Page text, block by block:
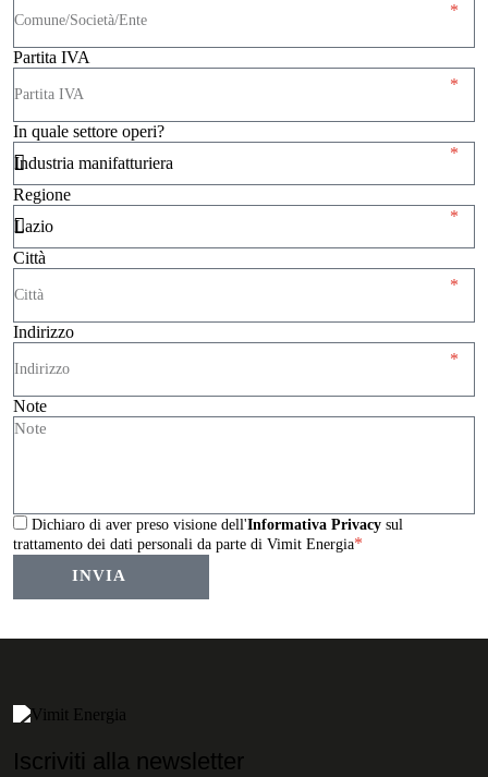
Partita IVA
In quale settore operi?
Regione
Città
Indirizzo
Note
Dichiaro di aver preso visione dell'Informativa Privacy sul
trattamento dei dati personali da parte di Vimit Energia
INVIA
Iscriviti alla newsletter